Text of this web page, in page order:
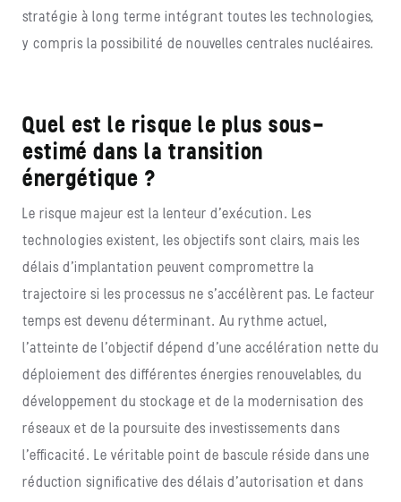
stratégie à long terme intégrant toutes les technologies,
y compris la possibilité de nouvelles centrales nucléaires.
Quel est le risque le plus sous-
estimé dans la transition
énergétique ?
Le risque majeur est la lenteur d’exécution. Les
technologies existent, les objectifs sont clairs, mais les
délais d’implantation peuvent compromettre la
trajectoire si les processus ne s’accélèrent pas. Le facteur
temps est devenu déterminant. Au rythme actuel,
l’atteinte de l’objectif dépend d’une accélération nette du
déploiement des différentes énergies renouvelables, du
développement du stockage et de la modernisation des
réseaux et de la poursuite des investissements dans
l’efficacité. Le véritable point de bascule réside dans une
réduction significative des délais d’autorisation et dans